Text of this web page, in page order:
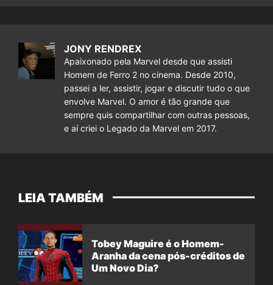
JONY RENDREX
Apaixonado pela Marvel desde que assisti
Homem de Ferro 2 no cinema. Desde 2010,
passei a ler, assistir, jogar e discutir tudo o que
envolve Marvel. O amor é tão grande que
sempre quis compartilhar com outras pessoas,
e aí criei o Legado da Marvel em 2017.
LEIA TAMBÉM
Tobey Maguire é o Homem-
Aranha da cena pós-créditos de
Um Novo Dia?